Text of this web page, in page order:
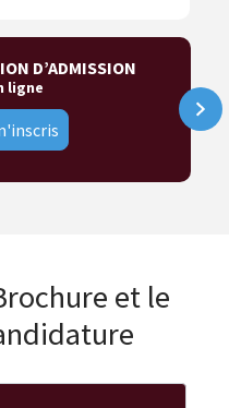
D’ADMISSION
ligne
et le